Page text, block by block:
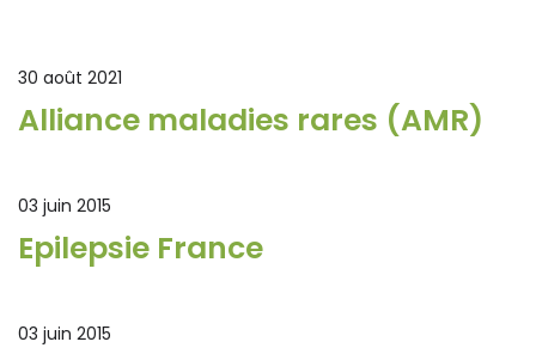
30 août 2021
Alliance maladies rares (AMR)
03 juin 2015
Epilepsie France
03 juin 2015